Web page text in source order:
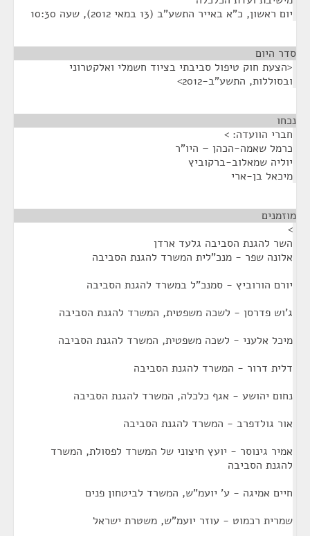
יום ראשון, כ"א באייר התשע"ב (13 במאי 2012), שעה 10:30
סדר היום
<הצעת חוק טיפול סביבתי בציוד חשמלי ואלקטרוני
ובסוללות, התשע"ב-2012>
נכחו
חברי הוועדה: >
כרמל שאמה-הכהן – היו"ר
יוליה שמאלוב-ברקוביץ
מיכאל בן-ארי
מוזמנים
>
השר להגנת הסביבה גלעד ארדן
אלונה שפר - מנכ"לית המשרד להגנת הסביבה
יורם הורוביץ - סמנכ"ל במשרד להגנת הסביבה
ג'וש פדרסן - לשכה משפטית, המשרד להגנת הסביבה
מיכל אלעני - לשכה משפטית, המשרד להגנת הסביבה
דלית דרור - המשרד להגנת הסביבה
נחום יהושע - אגף כלכלה, המשרד להגנת הסביבה
אור גולדפרב - המשרד להגנת הסביבה
אמיר גינוסר - יועץ חיצוני של המשרד לפסולת, המשרד
להגנת הסביבה
חיים אמיגה - ע' יועמ"ש, המשרד לביטחון פנים
שמרית רכמוט - עוזר יועמ"ש, משטרת ישראל